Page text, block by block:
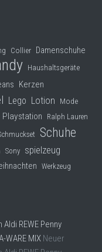
Collier Damenschuhe
Haushaltsgeräte
Kerzen
Lego Lotion Mode
Playstation Ralph Lauren
Schuhe
Sony spielzeug
Werkzeug
REWE Penny
WARE MIX Neuer